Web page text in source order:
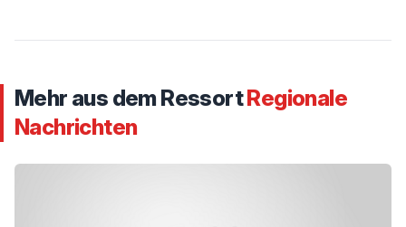
Mehr aus dem RessortRegionale
Nachrichten